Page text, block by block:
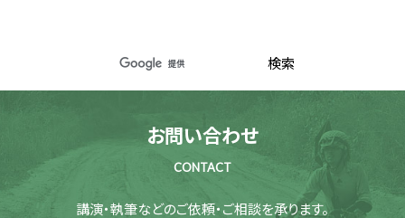
お問い合わせ
CONTACT
講演・執筆などのご依頼・ご相談を承ります。